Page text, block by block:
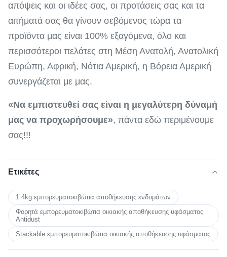
απόψεις και οι ιδέες σας, οι προτάσεις σας και τα
αιτήματά σας θα γίνουν σεβόμενος τώρα τα
προϊόντα μας είναι 100% εξαγόμενα, όλο και
περισσότεροι πελάτες στη Μέση Ανατολή, Ανατολική
Ευρώπη, Αφρική, Νότια Αμερική, η Βόρεια Αμερική
συνεργάζεται με μας.
«Να εμπιστευθεί σας είναι η μεγαλύτερη δύναμή
μας να προχωρήσουμε», πάντα εδώ περιμένουμε
σας!!!
Ετικέτες
1.4kg εμπορευματοκιβώτια αποθήκευσης ενδυμάτων
Φορητά εμπορευματοκιβώτια οικιακής αποθήκευσης υφάσματος
Antidust
Stackable εμπορευματοκιβώτια οικιακής αποθήκευσης υφάσματος